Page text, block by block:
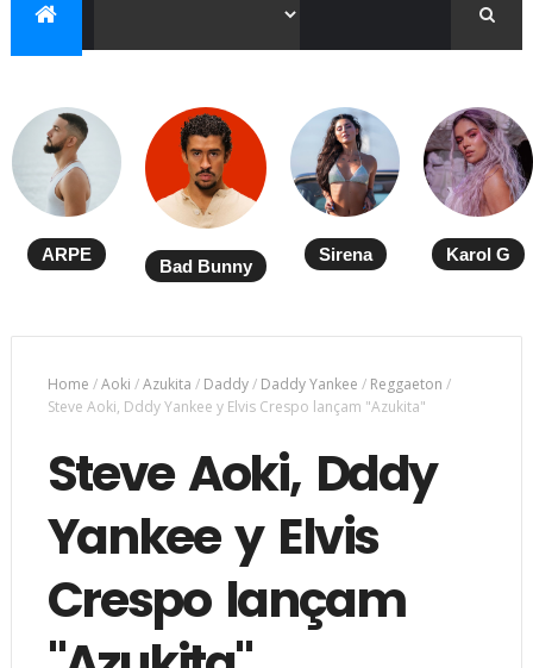
ARPE
Bad Bunny
Sirena Karol G
Home /Aoki /Azukita / Daddy/ Daddy Yankee / Reggaeton /
Steve Aoki, Dddy Yankee y Elvis Crespo lançam "Azukita"
Steve Aoki, Dddy
Yankee y Elvis
Crespo lançam